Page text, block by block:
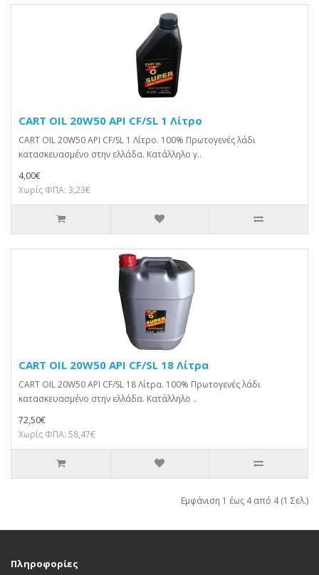
CART OIL 20W50 API CF/SL 1 Λίτρο
CART OIL 20W50 API CF/SL 1 Λίτρο. 100% Πρωτογενές λάδι
κατασκευασμένο στην ελλάδα. Κατάλληλο γ..
4,00€
Χωρίς ΦΠΑ: 3,23€
CART OIL 20W50 API CF/SL 18 Λίτρα
CART OIL 20W50 API CF/SL 18 Λίτρα. 100% Πρωτογενές λάδι
κατασκευασμένο στην ελλάδα. Κατάλληλο ..
72,50€
Χωρίς ΦΠΑ: 58,47€
Εμφάνιση 1 έως 4 από 4 (1 Σελ.)
Πληροφορίες